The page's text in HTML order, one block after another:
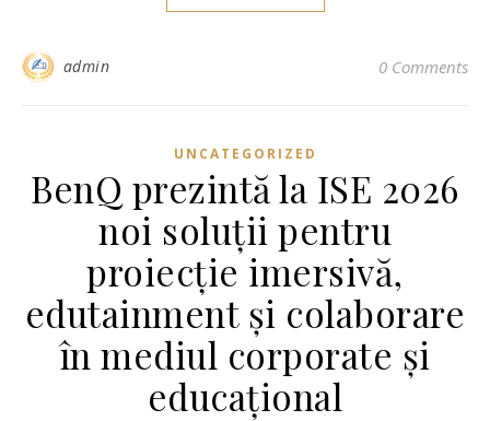
admin 0 Comments
UNCATEGORIZED
BenQ prezintă la ISE 2026
noi soluții pentru
proiecție imersivă,
edutainment și colaborare
în mediul corporate și
educațional